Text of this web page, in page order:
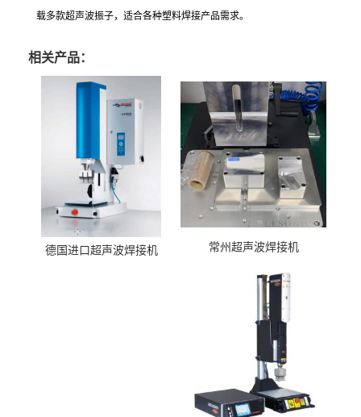
载多款超声波振子，适合各种塑料焊接产品需求。
相关产品：
德国进口超声波焊接机 常州超声波焊接机